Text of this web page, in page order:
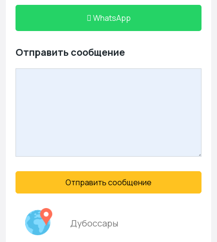
WhatsApp
Отправить сообщение
Отправить сообщение
Дубоссары